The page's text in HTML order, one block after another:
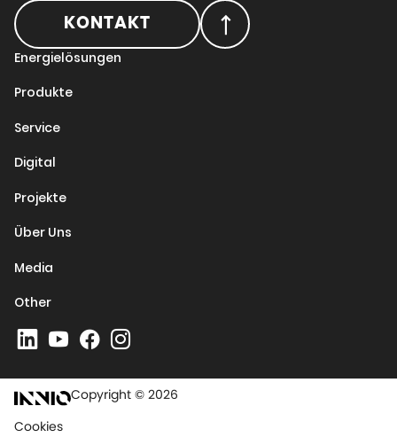
KONTAKT
Energielösungen
Produkte
Service
Digital
Projekte
Über Uns
Media
Other
Copyright © 2026
Cookies